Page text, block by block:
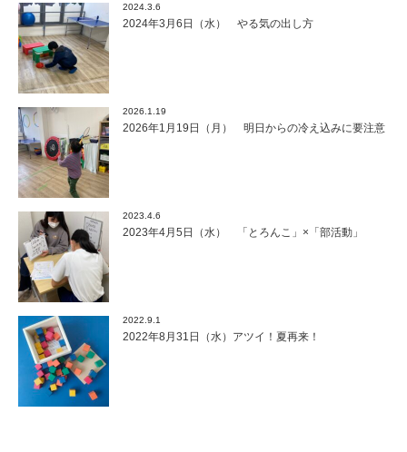
2024.3.6
2024年3月6日（水） やる気の出し方
2026.1.19
2026年1月19日（月） 明日からの冷え込みに要注意
2023.4.6
2023年4月5日（水） 「とろんこ」×「部活動」
2022.9.1
2022年8月31日（水）アツイ！夏再来！